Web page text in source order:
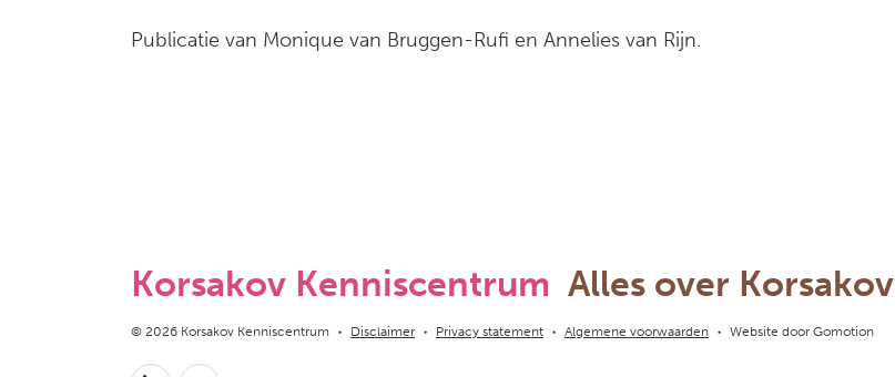
Publicatie van Monique van Bruggen-Rufi en Annelies van Rijn.
Korsakov Kenniscentrum Alles over Korsakov
Copyright navigation
© 2026 Korsakov Kenniscentrum Disclaimer Privacy statement Algemene voorwaarden Website door Gomotion